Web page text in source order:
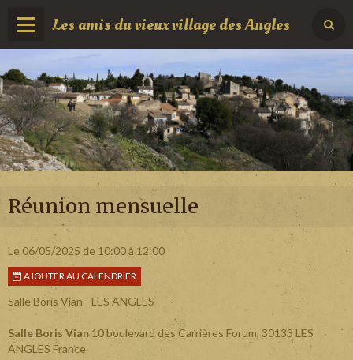
Les amis du vieux village des Angles
Réunion mensuelle
Le 06/05/2025 de 10:00à 12:00
AJOUTER AU CALENDRIER
Salle Boris Vian - LES ANGLES
Salle Boris Vian10 boulevard des Carrières Forum, 30133 LES
ANGLES France